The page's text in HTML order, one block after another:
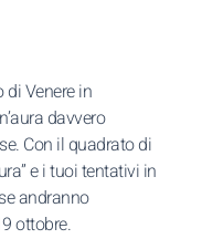
di Venere in
davvero
Con il quadrato di
e i tuoi tentativi in
andranno
ottobre.